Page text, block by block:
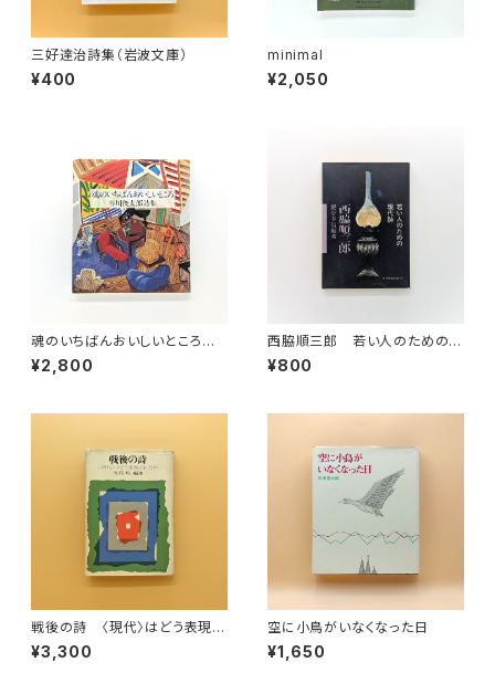
三好達治詩集（岩波文庫）
¥400
minimal
¥2,050
魂のいちばんおいしいところ
谷川俊太郎詩集
¥2,800
西脇順三郎 若い人のための現
代詩（現代教養文庫710）
¥800
戦後の詩 〈現代〉はどう表現さ
れたか（現代教養文庫）
¥3,300
空に小鳥がいなくなった日
¥1,650